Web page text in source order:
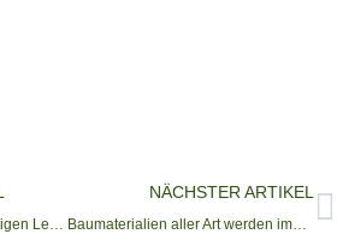
NÄCHSTER ARTIKEL
Baumaterialien aller Art werden immer häufiger online eingekauft